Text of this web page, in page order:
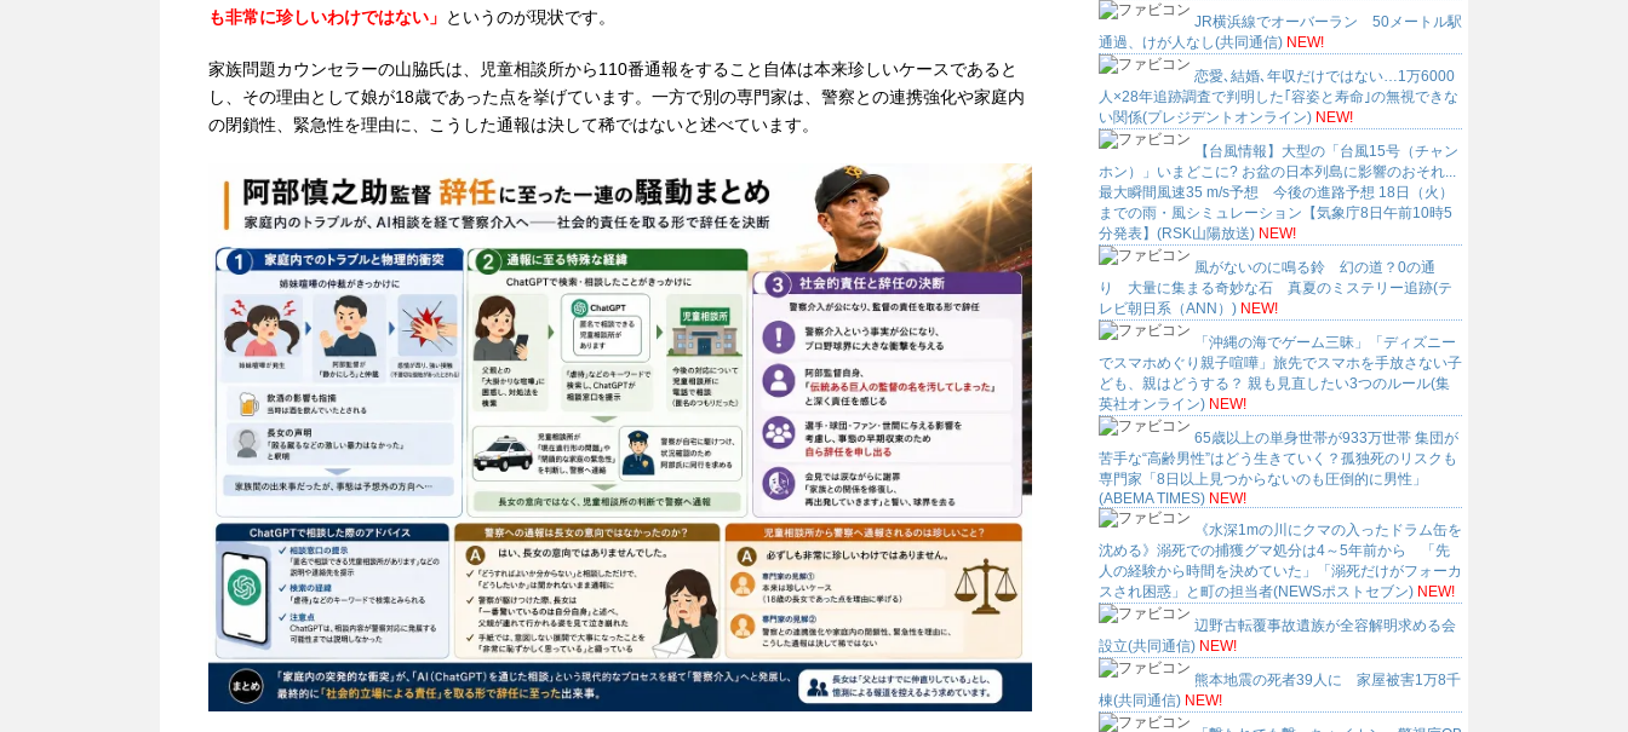
も非常に珍しいわけではない」 というのが現状です。
家族問題カウンセラーの山脇氏は、児童相談所から110番通報をすること自体は本来珍しいケースであると
し、その理由として娘が18歳であった点を挙げています。一方で別の専門家は、警察との連携強化や家庭内
の閉鎖性、緊急性を理由に、こうした通報は決して稀ではないと述べています。
JR横浜線でオーバーラン 50メートル駅
通過、けが人なし(共同通信) NEW!
恋愛､結婚､年収だけではない…1万6000
人×28年追跡調査で判明した｢容姿と寿命｣の無視できな
い関係(プレジデントオンライン) NEW!
【台風情報】大型の「台風15号（チャン
ホン）」いまどこに? お盆の日本列島に影響のおそれ...
最大瞬間風速35 m/s予想 今後の進路予想 18日（火）
までの雨・風シミュレーション【気象庁8日午前10時5
分発表】(RSK山陽放送) NEW!
風がないのに鳴る鈴 幻の道？0の通
り 大量に集まる奇妙な石 真夏のミステリー追跡(テ
レビ朝日系（ANN）) NEW!
「沖縄の海でゲーム三昧」「ディズニー
でスマホめぐり親子喧嘩」旅先でスマホを手放さない子
ども、親はどうする？ 親も見直したい3つのルール(集
英社オンライン) NEW!
65歳以上の単身世帯が933万世帯 集団が
苦手な“高齢男性”はどう生きていく？孤独死のリスクも
専門家「8日以上見つからないのも圧倒的に男性」
(ABEMA TIMES) NEW!
《水深1mの川にクマの入ったドラム缶を
沈める》溺死での捕獲グマ処分は4～5年前から 「先
人の経験から時間を決めていた」「溺死だけがフォーカ
スされ困惑」と町の担当者(NEWSポストセブン) NEW!
辺野古転覆事故遺族が全容解明求める会
設立(共同通信) NEW!
熊本地震の死者39人に 家屋被害1万8千
棟(共同通信) NEW!